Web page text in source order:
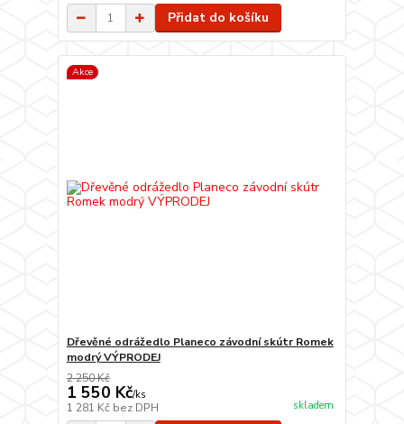
Přidat do košíku
Akce
Dřevěné odrážedlo Planeco závodní skútr Romek
modrý VÝPRODEJ
2 250 Kč
1 550 Kč/ks
1 281 Kč bez DPH skladem